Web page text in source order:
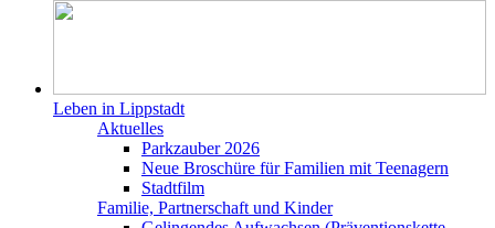
Leben in Lippstadt
Aktuelles
Parkzauber 2026
Neue Broschüre für Familien mit Teenagern
Stadtfilm
Familie, Partnerschaft und Kinder